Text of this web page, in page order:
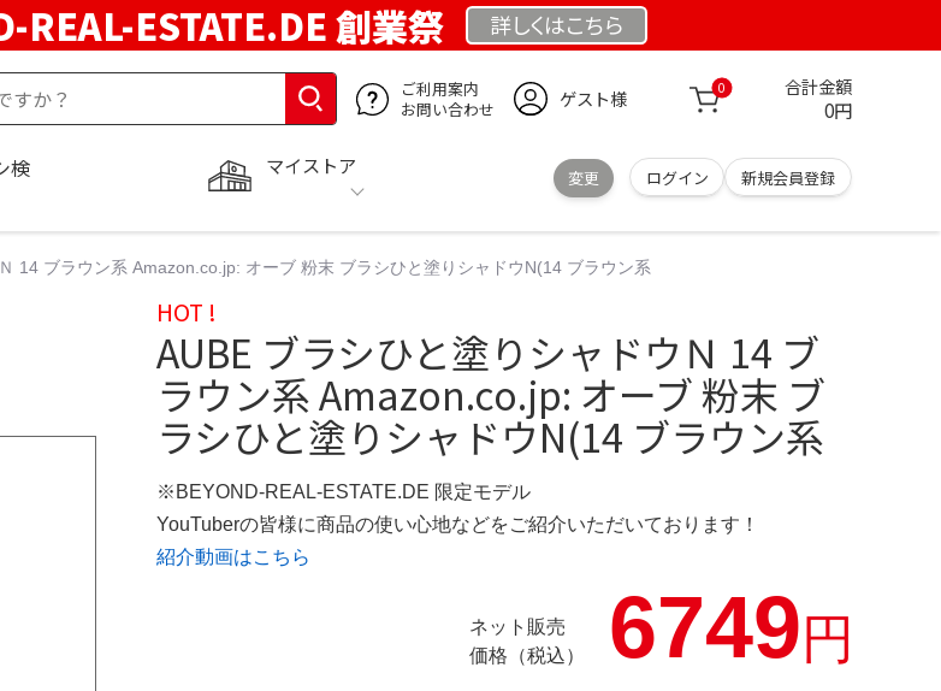
REAL-ESTATE.DE 創業祭 詳しくはこちら
ご利用案内
お問い合わせ
ゲスト様 0 合計金額
0円
マイストア
変更 ログイン 新規会員登録
検
14 ブラウン系 Amazon.co.jp: オーブ 粉末 ブラシひと塗りシャドウN(14 ブラウン系
HOT !
AUBE ブラシひと塗りシャドウＮ 14 ブ
ラウン系 Amazon.co.jp: オーブ 粉末 ブ
ラシひと塗りシャドウN(14 ブラウン系
※BEYOND-REAL-ESTATE.DE 限定モデル
YouTuberの皆様に商品の使い心地などをご紹介いただいております！
紹介動画はこちら
ネット販売
価格（税込）
6749円